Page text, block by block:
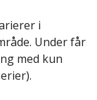
i
Under får
med kun